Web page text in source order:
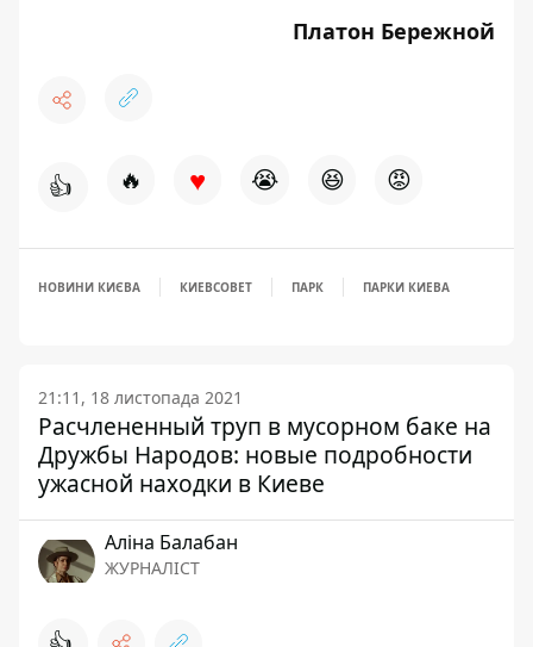
Платон Бережной
👍 🔥 ♥ 😭 😆 😡
НОВИНИ КИЄВА КИЕВСОВЕТ ПАРК ПАРКИ КИЕВА
21:11, 18 листопада 2021
Расчлененный труп в мусорном баке на
Дружбы Народов: новые подробности
ужасной находки в Киеве
Аліна Балабан
ЖУРНАЛІСТ